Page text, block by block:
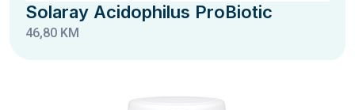
Solaray Acidophilus ProBiotic
46,80 KM